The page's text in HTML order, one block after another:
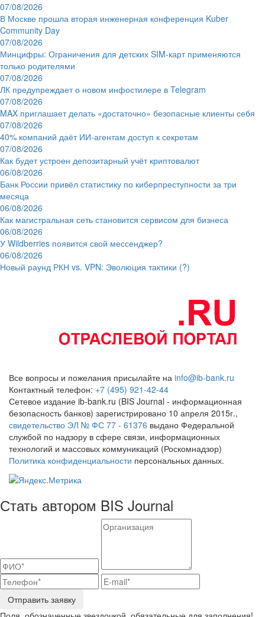
07/08/2026
В Москве прошла вторая инженерная конференция Kuber
Community Day
07/08/2026
Минцифры: Ограничения для детских SIM-карт применяются
только родителями
07/08/2026
ЛК предупреждает о новом инфостилере в Telegram
07/08/2026
MAX приглашает делать «достаточно» безопасные клиенты себя
07/08/2026
40% компаний даёт ИИ‑агентам доступ к секретам
07/08/2026
Как будет устроен депозитарный учёт криптовалют
06/08/2026
Банк России привёл статистику по киберпреступности за три
месяца
06/08/2026
Как магистральная сеть становится сервисом для бизнеса
06/08/2026
У Wildberries появится свой мессенджер?
06/08/2026
Новый раунд РКН vs. VPN: Эволюция тактики (?)
Все вопросы и пожелания присылайте на info@ib-bank.ru
Контактный телефон: +7 (495) 921-42-44
Сетевое издание ib-bank.ru (BIS Journal - информационная
безопасность банков) зарегистрировано 10 апреля 2015г.,
свидетельство ЭЛ № ФС 77 - 61376 выдано Федеральной
службой по надзору в сфере связи, информационных
технологий и массовых коммуникаций (Роскомнадзор)
Политика конфиденциальности персональных данных.
Стать автором BIS Journal
Отправить заявку